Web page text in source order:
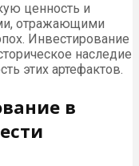
ценность и
отражающими
Инвестирование
наследие
этих артефактов.
в